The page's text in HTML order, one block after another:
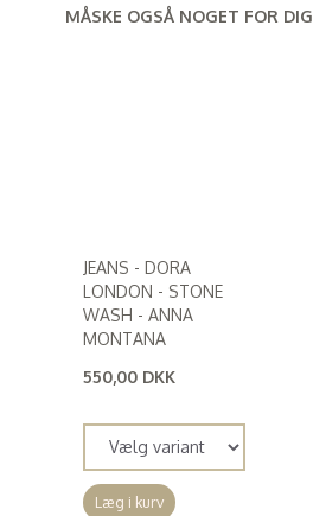
MÅSKE OGSÅ NOGET FOR DIG
JEANS - DORA
LONDON - STONE
WASH - ANNA
MONTANA
550,00 DKK
Læg i kurv